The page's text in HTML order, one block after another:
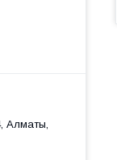
Алматы,